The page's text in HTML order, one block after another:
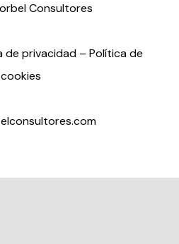
Consultores
de privacidad– Política de
cookies